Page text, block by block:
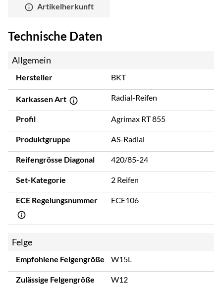
Artikelherkunft
Technische Daten
Allgemein
Hersteller BKT
Karkassen Art Radial-Reifen
Profil Agrimax RT 855
Produktgruppe AS-Radial
Reifengrösse Diagonal 420/85-24
Set-Kategorie 2 Reifen
ECE Regelungsnummer ECE106
Felge
Empfohlene Felgengröße W15L
Zulässige Felgengröße
W12